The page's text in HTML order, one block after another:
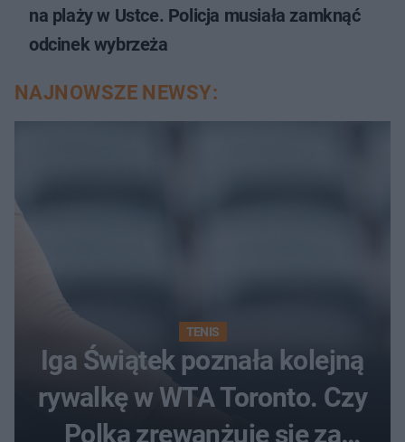
na plaży w Ustce. Policja musiała zamknąć
odcinek wybrzeża
NAJNOWSZE NEWSY:
TENIS
Iga Świątek poznała kolejną
rywalkę w WTA Toronto. Czy
Polka zrewanżuje się za